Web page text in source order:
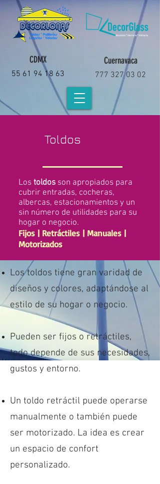
CDMX
55 61 94 18 63
Cuernavaca
777 327 03 02
Toldos
Los toldos son apropiados para
cubrir entradas, cocheras,
albercas, estacionamientos y un
sin número de utilidades para su
hogar o negocio.
Fijos | Retráctiles | Manuales |
Motorizados
Los toldos tiene gran varidad de
diseños y colores, adaptándose al
estilo de su hogar o negocio.
Pueden ser fijos o retráctiles,
todo depende de sus necesidades,
gustos y entorno.
Un toldo retráctil puede operarse
manualmente o también puede
ser motorizado. La idea es crear
un espacio de confort
personalizado.